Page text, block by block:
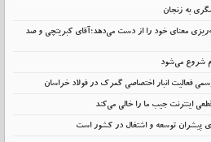
معنای خود را از دست می‌دهد؛آقای کبریتچی و صد
شروع می‌شود
فعالیت انبار اختصاصی گمرک در فولاد خراسان
اینترنت جیب ما را خالی می‌کند
توسعه و اشتغال در کشور است